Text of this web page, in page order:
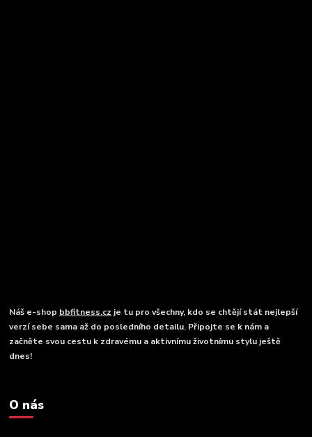
Náš e-shop bbfitness.cz je tu pro všechny, kdo se chtějí stát nejlepší
verzí sebe sama až do posledního detailu. Připojte se k nám a
začněte svou cestu k zdravému a aktivnímu životnímu stylu ještě
dnes!
O nás